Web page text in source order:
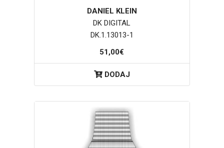
DANIEL KLEIN
DK DIGITAL
DK.1.13013-1
51,00€
DODAJ